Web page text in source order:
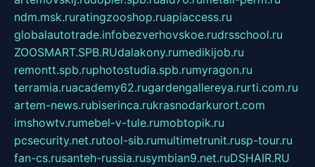
ndm.msk.ruratingzooshop.ruapiaccess.ru
globalautotrade.infobezverhovskoe.rudrsschool.ru
ZOOSMART.SPB.RUdalakony.rumedikijob.ru
remontt.spb.ruphotostudia.spb.rumyragon.ru
terramia.ruacademy62.rugardengallereya.rurti.com.ru
artem-news.rubiserinca.rukrasnodarkurort.com
imshowtv.rumebel-v-tule.rumobtopik.ru
pcsecurity.net.rutool-sib.rumultimetrunit.rusp-tour.ru
fan-cs.rusanteh-russia.rusymbian9.net.ruDSHAIR.RU